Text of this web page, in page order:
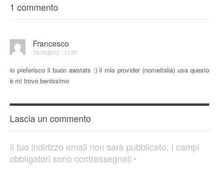
1 commento
Francesco
15/10/2012 - 11:57
io preferisco il buon awstats :) il mio provider (nomeitalia) usa questo
è mi trovo benissimo
Lascia un commento
Il tuo indirizzo email non sarà pubblicato. I campi
obbligatori sono contrassegnati *